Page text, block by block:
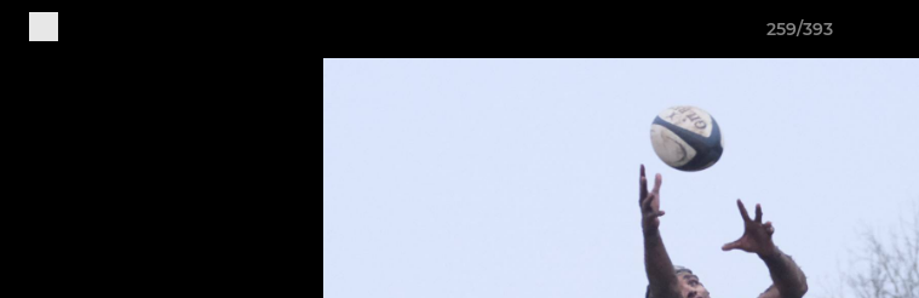
259/393